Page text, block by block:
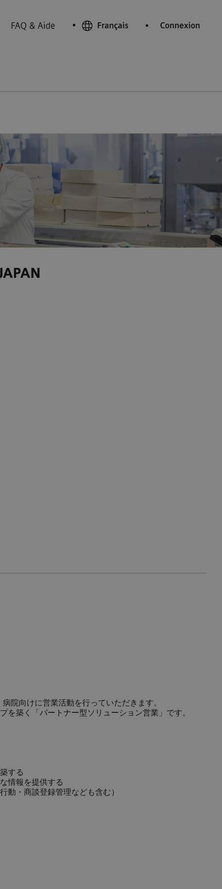
FAQ & Aide Français Connexion
院向けに営業活動を行っていただきます。
築く「パートナー型ソリューション営業」です。
する
情報を提供する
動・商談登録管理なども含む）